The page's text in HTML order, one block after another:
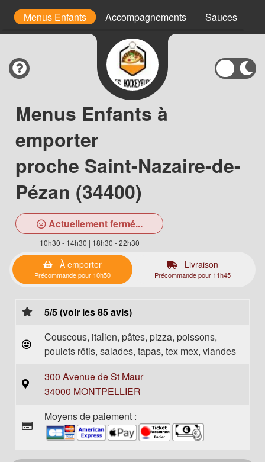
Menus Enfants Accompagnements Sauces
Menus Enfants à
emporter
proche Saint-Nazaire-de-
Pézan (34400)
Actuellement fermé...
10h30 - 14h30 | 18h30 - 22h30
À emporter
Précommande pour 10h50
Livraison
Précommande pour 11h45
5/5 (voir les 85 avis)
Couscous, italien, pâtes, pizza, poissons,
poulets rôtis, salades, tapas, tex mex, viandes
300 Avenue de St Maur
34000 MONTPELLIER
Moyens de paiement :